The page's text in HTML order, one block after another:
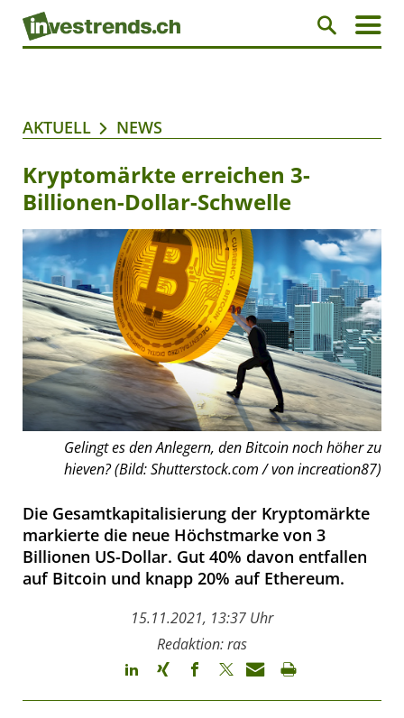
AKTUELL NEWS
Kryptomärkte erreichen 3-
Billionen-Dollar-Schwelle
Gelingt es den Anlegern, den Bitcoin noch höher zu
hieven? (Bild: Shutterstock.com / von increation87)
Die Gesamtkapitalisierung der Kryptomärkte
markierte die neue Höchstmarke von 3
Billionen US-Dollar. Gut 40% davon entfallen
auf Bitcoin und knapp 20% auf Ethereum.
15.11.2021, 13:37 Uhr
Redaktion: ras